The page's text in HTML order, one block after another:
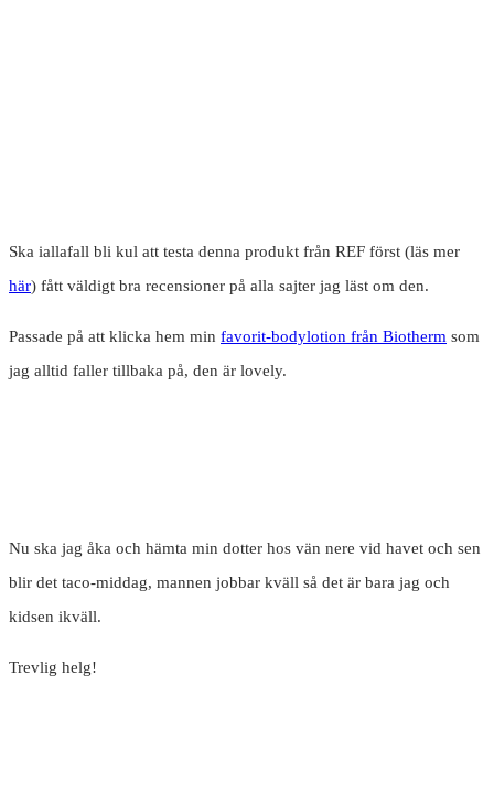
Ska iallafall bli kul att testa denna produkt från REF först (läs mer
här) fått väldigt bra recensioner på alla sajter jag läst om den.
Passade på att klicka hem min favorit-bodylotion från Biotherm som
jag alltid faller tillbaka på, den är lovely.
Nu ska jag åka och hämta min dotter hos vän nere vid havet och sen
blir det taco-middag, mannen jobbar kväll så det är bara jag och
kidsen ikväll.
Trevlig helg!